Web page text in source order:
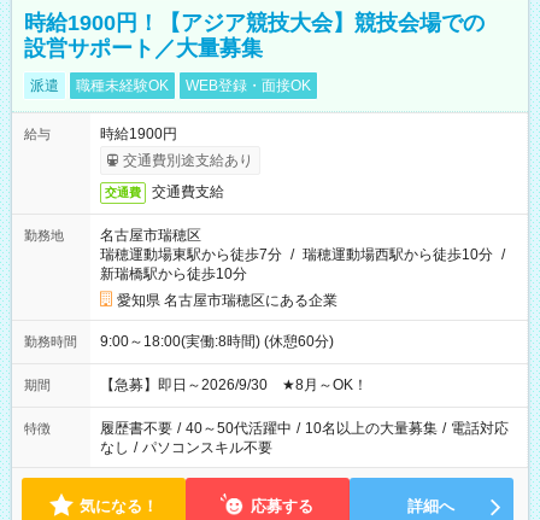
時給1900円！【アジア競技大会】競技会場での
設営サポート／大量募集
派遣 職種未経験OK WEB登録・面接OK
給与
時給1900円
交通費別途支給あり
交通費 交通費支給
勤務地
名古屋市瑞穂区
瑞穂運動場東駅から徒歩7分 / 瑞穂運動場西駅から徒歩10分 /
新瑞橋駅から徒歩10分
愛知県 名古屋市瑞穂区にある企業
勤務時間 9:00～18:00(実働:8時間) (休憩60分)
期間 【急募】即日～2026/9/30 ★8月～OK！
特徴 履歴書不要 / 40～50代活躍中 / 10名以上の大量募集 / 電話対応
なし / パソコンスキル不要
気になる！ 応募する 詳細へ